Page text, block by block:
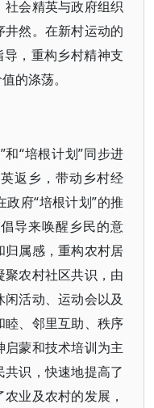
会精英与政府组织
然。在新村运动的
，重构乡村精神支
的涤荡。
“培根计划”同步进
返乡，带动乡村经
府“培根计划”的推
导来唤醒乡民的意
属感，重构农村居
农村社区共识，由
活动、运动会以及
、邻里互助、秩序
蒙和技术培训为主
识，快速地提高了
业及农村的发展，